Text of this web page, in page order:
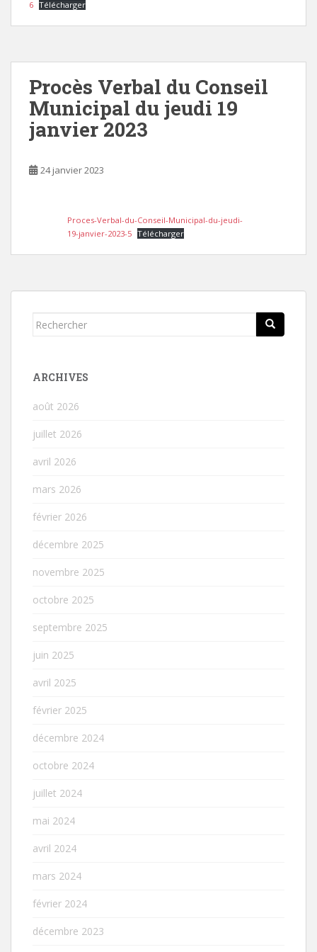
6 Télécharger
Procès Verbal du Conseil
Municipal du jeudi 19
janvier 2023
24 janvier 2023
Proces-Verbal-du-Conseil-Municipal-du-jeudi-
19-janvier-2023-5 Télécharger
Rechercher...
ARCHIVES
août 2026
juillet 2026
avril 2026
mars 2026
février 2026
décembre 2025
novembre 2025
octobre 2025
septembre 2025
juin 2025
avril 2025
février 2025
décembre 2024
octobre 2024
juillet 2024
mai 2024
avril 2024
mars 2024
février 2024
décembre 2023